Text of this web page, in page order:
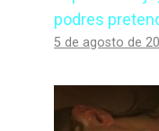
podres
5 de agosto de